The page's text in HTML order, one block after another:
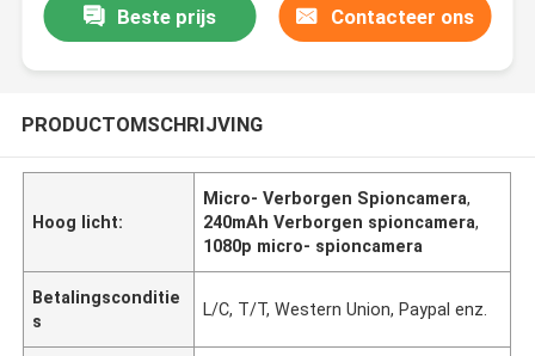
Beste prijs Contacteer ons
PRODUCTOMSCHRIJVING
Hoog licht:
Micro- Verborgen Spioncamera,
240mAh Verborgen spioncamera,
1080p micro- spioncamera
Betalingsconditie
s
L/C, T/T, Western Union, Paypal enz.